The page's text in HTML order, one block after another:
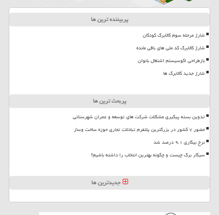
پربیننده ترین ها
شارژ مرحله سوم کالابرگ کودکان
شارژ کالابرگ کد ملی های باقی مانده
بازطراحی اکوسیستم اشتغال بانوان
شارژ جدید کالابرگ ها
پربحث ترین ها
تدوین بسته پیگیری مشکلات شرکت های توسعه و عمران شهرستانی
حضور ۷ کشور در بزرگترین پلتفرم تبادلات تجاری حوزه ساخت وساز
نرخ بیکاری ۹،۱ درصد شد
سیگار برگ چیست و چگونه بهترین انتخاب را داشته باشیم؟
جدیدترین ها